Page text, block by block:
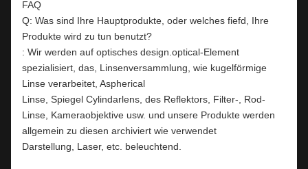
FAQ
Q: Was sind Ihre Hauptprodukte, oder welches fiefd, Ihre
Produkte wird zu tun benutzt?
: Wir werden auf optisches design.optical-Element
spezialisiert, das, Linsenversammlung, wie kugelförmige
Linse verarbeitet, Aspherical
Linse, Spiegel Cylindarlens, des Reflektors, Filter-, Rod-
Linse, Kameraobjektive usw. und unsere Produkte werden
allgemein zu diesen archiviert wie verwendet
Darstellung, Laser, etc. beleuchtend.